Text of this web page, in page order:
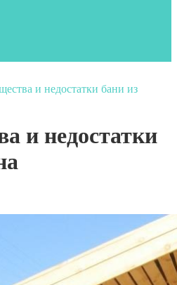
и недостатки бани из
и недостатки